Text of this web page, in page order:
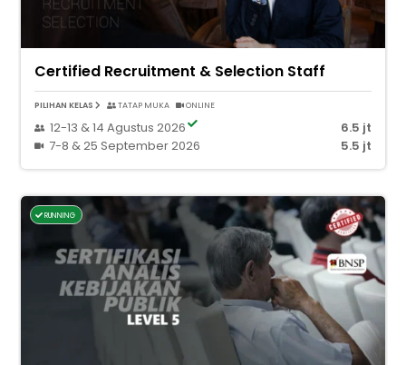
Certified Recruitment & Selection Staff
PILIHAN KELAS TATAP MUKA ONLINE
12-13 & 14 Agustus 2026
6.5 jt
7-8 & 25 September 2026
5.5 jt
RUNNING